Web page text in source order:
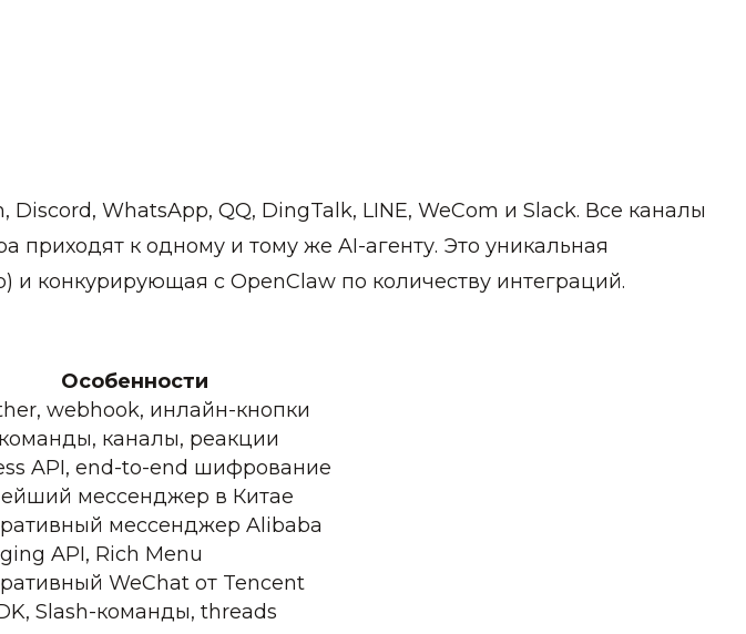
WhatsApp, QQ, DingTalk, LINE, WeCom и Slack. Все каналы
к одному и тому же AI-агенту. Это уникальная
и конкурирующая с OpenClaw по количеству интеграций.
Особенности
webhook, инлайн-кнопки
каналы, реакции
API, end-to-end шифрование
мессенджер в Китае
мессенджер Alibaba
API, Rich Menu
WeChat от Tencent
Slash-команды, threads